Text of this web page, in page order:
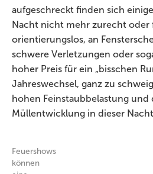
aufgeschreckt finden sich
Nacht nicht mehr zurecht oder
orientierungslos, an
schwere Verletzungen oder
hoher Preis für ein „bisschen
Jahreswechsel, ganz zu
hohen Feinstaubbelastung und
Müllentwicklung in dieser
Feuershows
können